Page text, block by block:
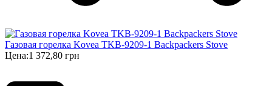
Газовая горелка Kovea TKB-9209-1 Backpackers Stove
Цена:1 372,80 грн